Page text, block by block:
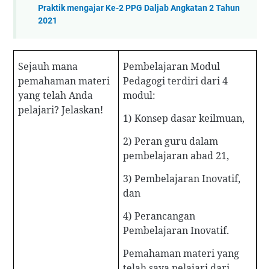
Praktik mengajar Ke-2 PPG Daljab Angkatan 2 Tahun
2021
Sejauh mana
pemahaman materi
yang telah Anda
pelajari? Jelaskan!
Pembelajaran Modul
Pedagogi terdiri dari 4
modul:
1) Konsep dasar keilmuan,
2) Peran guru dalam
pembelajaran abad 21,
3) Pembelajaran Inovatif,
dan
4) Perancangan
Pembelajaran Inovatif.
Pemahaman materi yang